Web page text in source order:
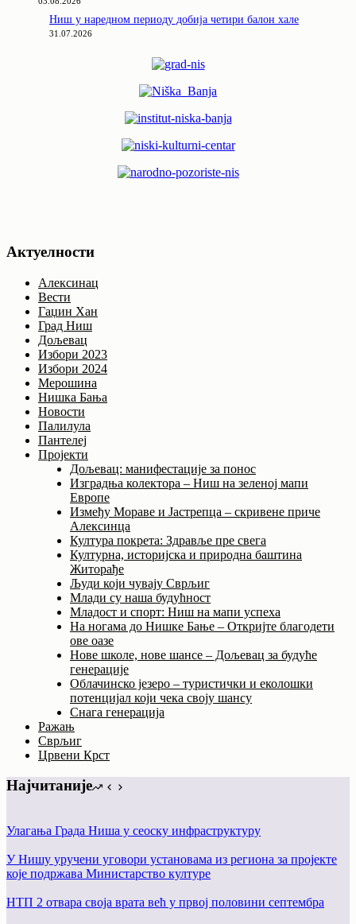
Ниш у наредном периоду добија четири балон хале
31.07.2026
Актуелности
Алексинац
Вести
Гаџин Хан
Град Ниш
Дољевац
Избори 2023
Избори 2024
Мерошина
Нишка Бања
Новости
Палилула
Пантелеј
Пројекти
Дољевац: манифестације за понос
Изградња колектора – Ниш на зеленој мапи
Европе
Између Мораве и Јастрепца – скривене приче
Алексинца
Култура покрета: Здравље пре свега
Културна, историјска и природна баштина
Житорађе
Људи који чувају Сврљиг
Млади су наша будућност
Младост и спорт: Ниш на мапи успеха
На ногама до Нишке Бање – Откријте благодети
ове оазе
Нове школе, нове шансе – Дољевац за будуће
генерације
Облачинско језеро – туристички и еколошки
потенцијал који чека своју шансу
Снага генерација
Ражањ
Сврљиг
Црвени Крст
Најчитаније
Улагања Града Ниша у сеоску инфраструктуру
У Нишу уручени уговори установама из региона за пројекте
којe подржава Министарство културе
НТП 2 отвара своја врата већ у првој половини септембра